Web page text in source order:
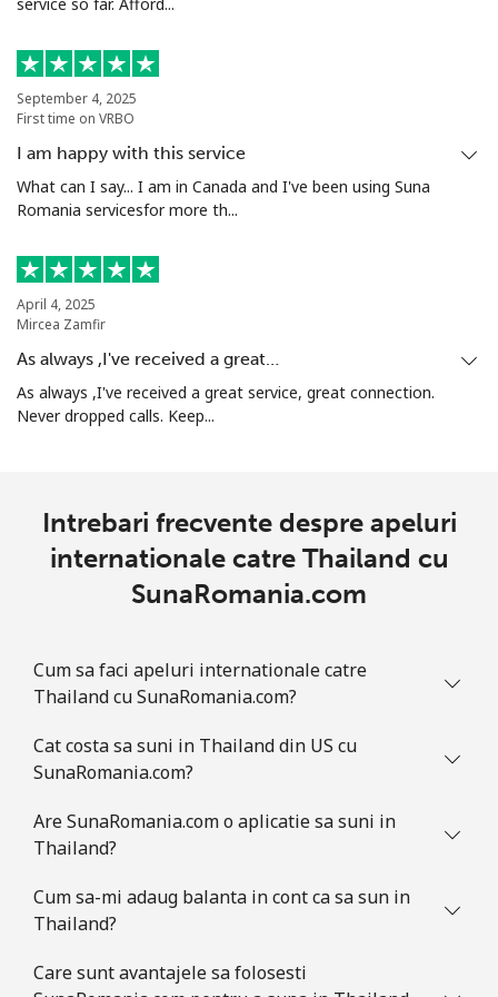
service so far. Afford...
September 4, 2025
First time on VRBO
I am happy with this service
What can I say... I am in Canada and I've been using Suna
Romania servicesfor more th...
April 4, 2025
Mircea Zamfir
As always ,I've received a great…
As always ,I've received a great service, great connection.
Never dropped calls. Keep...
Intrebari frecvente despre apeluri
internationale catre Thailand cu
SunaRomania.com
Cum sa faci apeluri internationale catre
Thailand cu SunaRomania.com?
Cat costa sa suni in Thailand din US cu
SunaRomania.com?
Are SunaRomania.com o aplicatie sa suni in
Thailand?
Cum sa-mi adaug balanta in cont ca sa sun in
Thailand?
Care sunt avantajele sa folosesti